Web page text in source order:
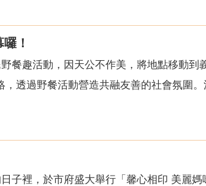
！
餐趣活動，因天公不作美，將地點移動到
透過野餐活動營造共融友善的社會氛圍
子裡，於市府盛大舉行「馨心相印 美麗